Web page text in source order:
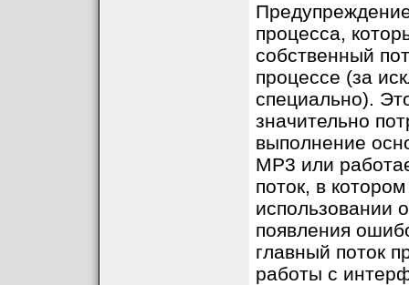
процесса,
собственный
процессе (за
специально).
значительно
выполнение
MP3 или
поток, в
использовании
появления
главный поток
работы с